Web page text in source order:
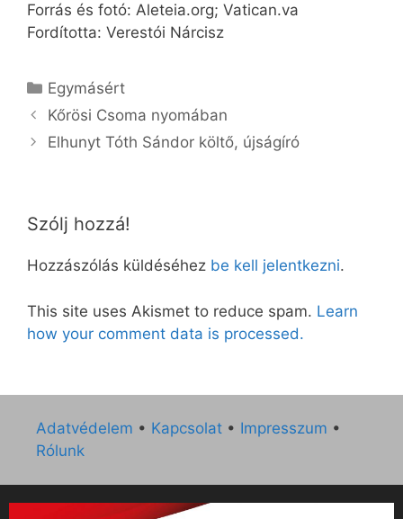
Forrás és fotó: Aleteia.org; Vatican.va
Fordította: Verestói Nárcisz
Kategória
Egymásért
Kőrösi Csoma nyomában
Elhunyt Tóth Sándor költő, újságíró
Szólj hozzá!
Hozzászólás küldéséhez be kell jelentkezni.
This site uses Akismet to reduce spam. Learn
how your comment data is processed.
Adatvédelem • Kapcsolat • Impresszum •
Rólunk